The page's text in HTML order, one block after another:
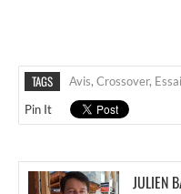
TAGS Avis, Crossover, Essai
Pin It
JULIEN